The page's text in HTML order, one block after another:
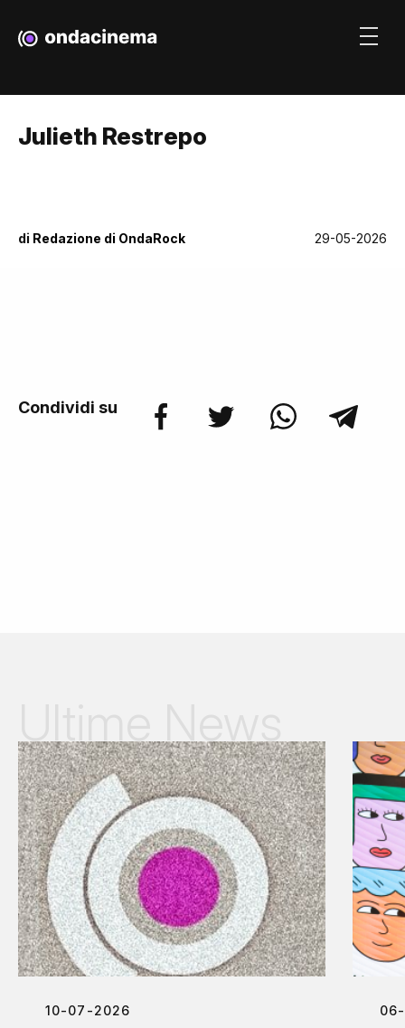
Julieth Restrepo
di Redazione di OndaRock 29-05-2026
Condividi su
10-07-2026